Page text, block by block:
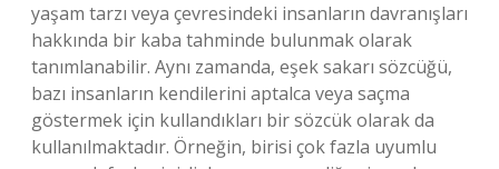
yaşam tarzı veya çevresindeki insanların davranışları
hakkında bir kaba tahminde bulunmak olarak
tanımlanabilir. Aynı zamanda, eşek sakarı sözcüğü,
bazı insanların kendilerini aptalca veya saçma
göstermek için kullandıkları bir sözcük olarak da
kullanılmaktadır. Örneğin, birisi çok fazla uyumlu